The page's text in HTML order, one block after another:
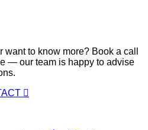
want to know more? Book a call
— our team is happy to advise